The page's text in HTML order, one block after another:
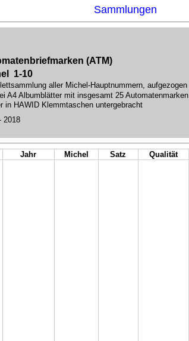
Sammlungen
(ATM)
1-10
aller Michel-Hauptnummern, aufgezogen
A4 Albumblätter mit insgesamt 25 Automatenmarken
in HAWID Klemmtaschen untergebracht
2018
Jahr Michel Satz Qualität